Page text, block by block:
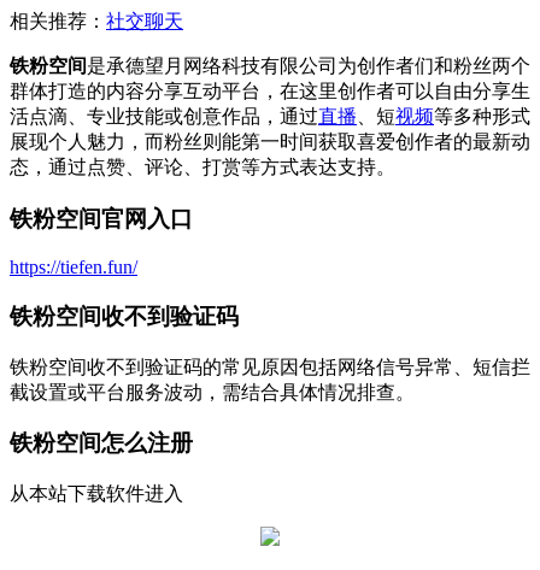
相关推荐： 社交聊天
铁粉空间是承德望月网络科技有限公司为创作者们和粉丝两个
群体打造的内容分享互动平台，在这里创作者可以自由分享生
活点滴、专业技能或创意作品，通过直播 、短视频等多种形式
展现个人魅力，而粉丝则能第一时间获取喜爱创作者的最新动
态，通过点赞、评论、打赏等方式表达支持。
铁粉空间官网入口
https://tiefen.fun/
铁粉空间收不到验证码
‌铁粉空间收不到验证码的常见原因包括网络信号异常、短信拦
截设置或平台服务波动，需结合具体情况排查‌。‌‌
铁粉空间怎么注册
从本站下载软件进入